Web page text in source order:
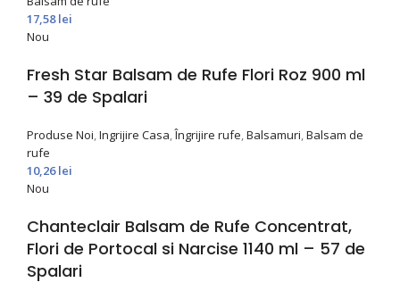
17,58lei
Nou
Fresh Star Balsam de Rufe Flori Roz 900 ml
– 39 de Spalari
Produse Noi Ingrijire Casa ,Îngrijire rufe Balsamuri Balsam de
rufe
10,26lei
Nou
Chanteclair Balsam de Rufe Concentrat,
Flori de Portocal si Narcise 1140 ml – 57 de
Spalari